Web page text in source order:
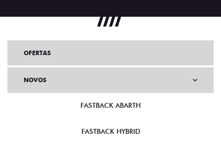
OFERTAS
NOVOS
FASTBACK ABARTH
FASTBACK HYBRID